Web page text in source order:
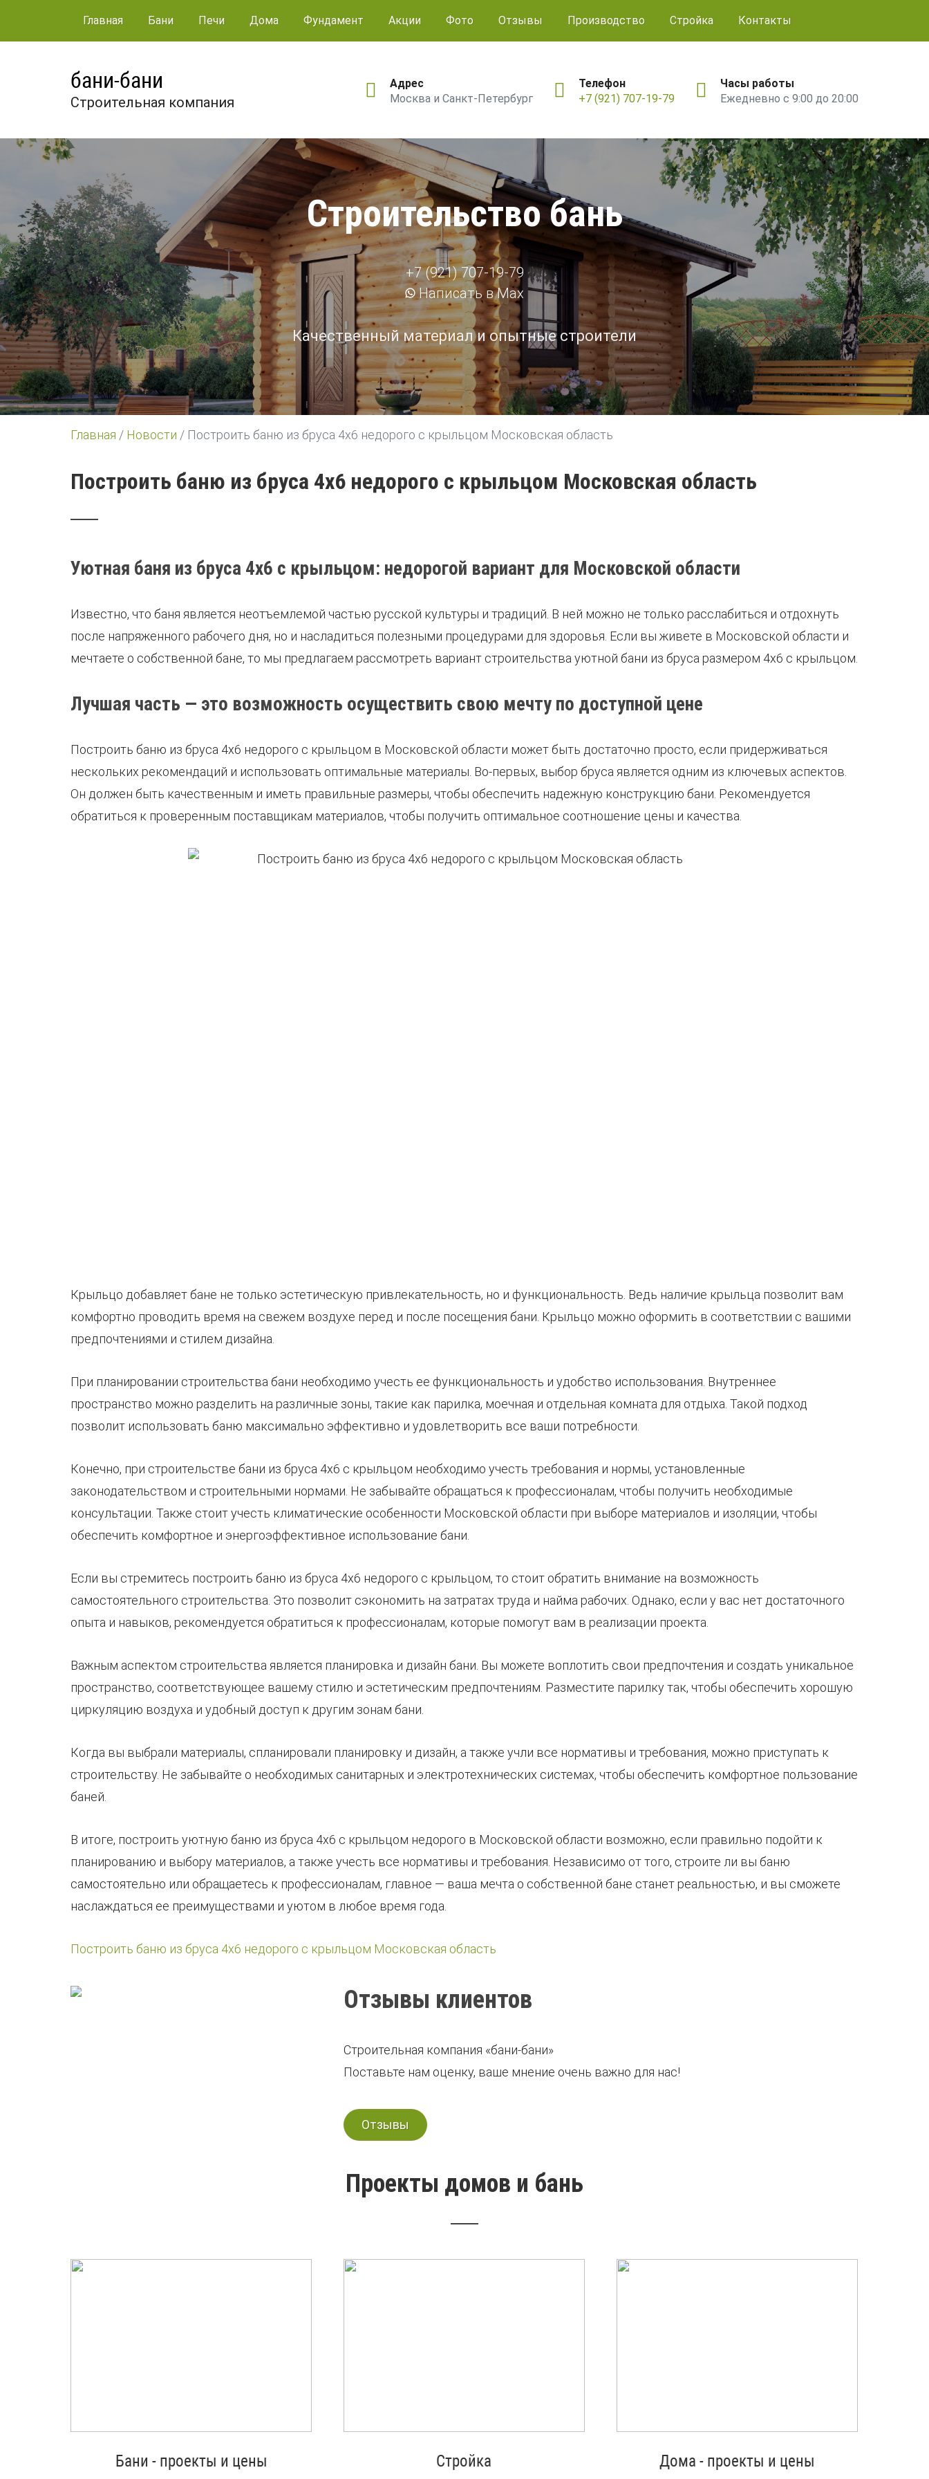
Главная Бани Печи Дома Фундамент Акции Фото Отзывы Производство Стройка Контакты
бани-бани
Строительная компания
Адрес
Москва и Санкт-Петербург
Телефон
+7 (921) 707-19-79
Часы работы
Ежедневно с 9:00 до 20:00
Строительство бань
+7 (921) 707-19-79
Написать в Max
Качественный материал и опытные строители
Главная / Новости / Построить баню из бруса 4х6 недорого с крыльцом Московская область
Построить баню из бруса 4х6 недорого с крыльцом Московская область
Уютная баня из бруса 4х6 с крыльцом: недорогой вариант для Московской области
Известно, что баня является неотъемлемой частью русской культуры и традиций. В ней можно не только расслабиться и отдохнуть
после напряженного рабочего дня, но и насладиться полезными процедурами для здоровья. Если вы живете в Московской области и
мечтаете о собственной бане, то мы предлагаем рассмотреть вариант строительства уютной бани из бруса размером 4х6 с крыльцом.
Лучшая часть — это возможность осуществить свою мечту по доступной цене
Построить баню из бруса 4х6 недорого с крыльцом в Московской области может быть достаточно просто, если придерживаться
нескольких рекомендаций и использовать оптимальные материалы. Во-первых, выбор бруса является одним из ключевых аспектов.
Он должен быть качественным и иметь правильные размеры, чтобы обеспечить надежную конструкцию бани. Рекомендуется
обратиться к проверенным поставщикам материалов, чтобы получить оптимальное соотношение цены и качества.
Крыльцо добавляет бане не только эстетическую привлекательность, но и функциональность. Ведь наличие крыльца позволит вам
комфортно проводить время на свежем воздухе перед и после посещения бани. Крыльцо можно оформить в соответствии с вашими
предпочтениями и стилем дизайна.
При планировании строительства бани необходимо учесть ее функциональность и удобство использования. Внутреннее
пространство можно разделить на различные зоны, такие как парилка, моечная и отдельная комната для отдыха. Такой подход
позволит использовать баню максимально эффективно и удовлетворить все ваши потребности.
Конечно, при строительстве бани из бруса 4х6 с крыльцом необходимо учесть требования и нормы, установленные
законодательством и строительными нормами. Не забывайте обращаться к профессионалам, чтобы получить необходимые
консультации. Также стоит учесть климатические особенности Московской области при выборе материалов и изоляции, чтобы
обеспечить комфортное и энергоэффективное использование бани.
Если вы стремитесь построить баню из бруса 4х6 недорого с крыльцом, то стоит обратить внимание на возможность
самостоятельного строительства. Это позволит сэкономить на затратах труда и найма рабочих. Однако, если у вас нет достаточного
опыта и навыков, рекомендуется обратиться к профессионалам, которые помогут вам в реализации проекта.
Важным аспектом строительства является планировка и дизайн бани. Вы можете воплотить свои предпочтения и создать уникальное
пространство, соответствующее вашему стилю и эстетическим предпочтениям. Разместите парилку так, чтобы обеспечить хорошую
циркуляцию воздуха и удобный доступ к другим зонам бани.
Когда вы выбрали материалы, спланировали планировку и дизайн, а также учли все нормативы и требования, можно приступать к
строительству. Не забывайте о необходимых санитарных и электротехнических системах, чтобы обеспечить комфортное пользование
баней.
В итоге, построить уютную баню из бруса 4х6 с крыльцом недорого в Московской области возможно, если правильно подойти к
планированию и выбору материалов, а также учесть все нормативы и требования. Независимо от того, строите ли вы баню
самостоятельно или обращаетесь к профессионалам, главное — ваша мечта о собственной бане станет реальностью, и вы сможете
наслаждаться ее преимуществами и уютом в любое время года.
Построить баню из бруса 4х6 недорого с крыльцом Московская область
Отзывы клиентов
Строительная компания «бани-бани»
Поставьте нам оценку, ваше мнение очень важно для нас!
Отзывы
Проекты домов и бань
Бани - проекты и цены Стройка Дома - проекты и цены